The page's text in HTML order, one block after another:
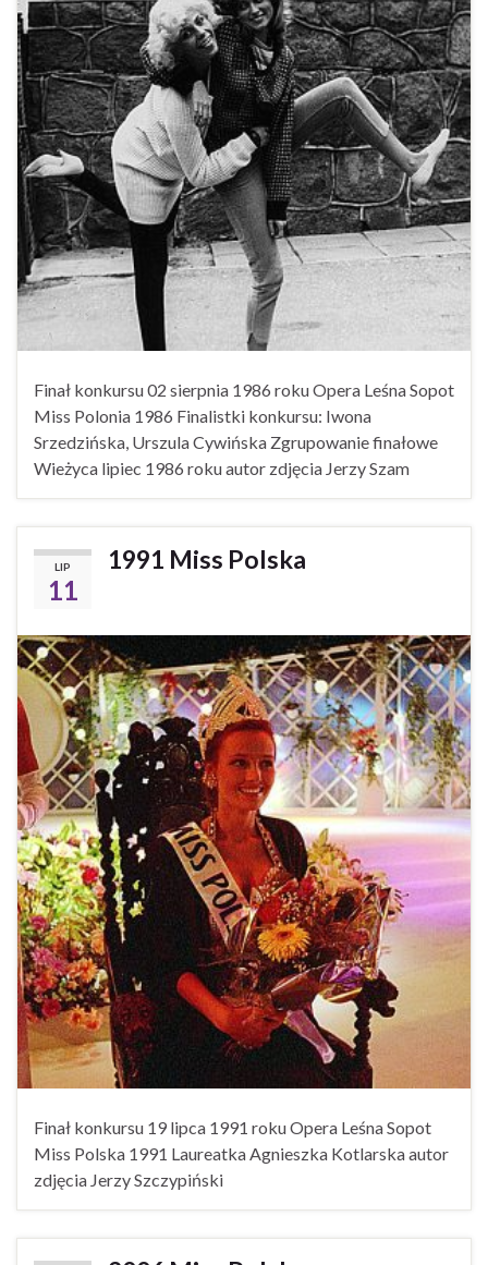
Finał konkursu 02 sierpnia 1986 roku Opera Leśna Sopot
Miss Polonia 1986 Finalistki konkursu: Iwona
Srzedzińska, Urszula Cywińska Zgrupowanie finałowe
Wieżyca lipiec 1986 roku autor zdjęcia Jerzy Szam
LIP
11
1991 Miss Polska
Finał konkursu 19 lipca 1991 roku Opera Leśna Sopot
Miss Polska 1991 Laureatka Agnieszka Kotlarska autor
zdjęcia Jerzy Szczypiński